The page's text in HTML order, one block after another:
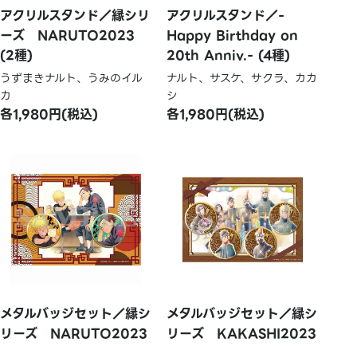
アクリルスタンド／縁シリ
ーズ NARUTO2023
(2種)
うずまきナルト、うみのイル
カ
各1,980円(税込)
アクリルスタンド／-
Happy Birthday on
20th Anniv.- (4種)
ナルト、サスケ、サクラ、カカ
シ
各1,980円(税込)
メタルバッジセット／縁シ
リーズ NARUTO2023
メタルバッジセット／縁シ
リーズ KAKASHI2023